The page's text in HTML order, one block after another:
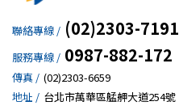
聯絡專線 / (02)2303-7191
服務專線 / 0987-882-172
傳真 / (02)2303-6659
地址 / 台北市萬華區艋舺大道254號